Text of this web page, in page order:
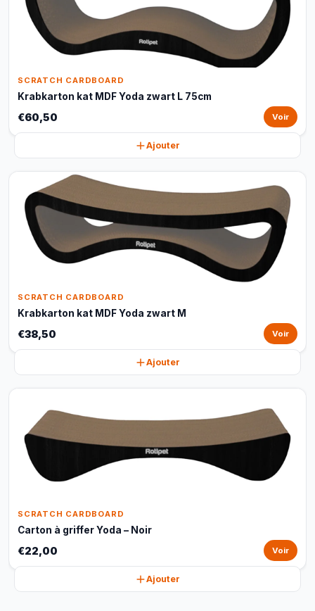
SCRATCH CARDBOARD
Krabkarton kat MDF Yoda zwart L 75cm
€60,50 Voir
Ajouter
SCRATCH CARDBOARD
Krabkarton kat MDF Yoda zwart M
€38,50 Voir
Ajouter
SCRATCH CARDBOARD
Carton à griffer Yoda – Noir
€22,00 Voir
Ajouter